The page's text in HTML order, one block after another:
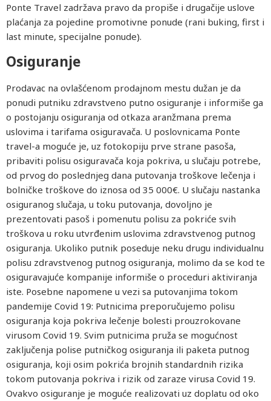
Ponte Travel zadržava pravo da propiše i drugačije uslove
plaćanja za pojedine promotivne ponude (rani buking, first i
last minute, specijalne ponude).
Osiguranje
Prodavac na ovlašćenom prodajnom mestu dužan je da
ponudi putniku zdravstveno putno osiguranje i informiše ga
o postojanju osiguranja od otkaza aranžmana prema
uslovima i tarifama osiguravača. U poslovnicama Ponte
travel-a moguće je, uz fotokopiju prve strane pasoša,
pribaviti polisu osiguravača koja pokriva, u slučaju potrebe,
od prvog do poslednjeg dana putovanja troškove lečenja i
bolničke troškove do iznosa od 35 000€. U slučaju nastanka
osiguranog slučaja, u toku putovanja, dovoljno je
prezentovati pasoš i pomenutu polisu za pokriće svih
troškova u roku utvrđenim uslovima zdravstvenog putnog
osiguranja. Ukoliko putnik poseduje neku drugu individualnu
polisu zdravstvenog putnog osiguranja, molimo da se kod te
osiguravajuće kompanije informiše o proceduri aktiviranja
iste. Posebne napomene u vezi sa putovanjima tokom
pandemije Covid 19: Putnicima preporučujemo polisu
osiguranja koja pokriva lečenje bolesti prouzrokovane
virusom Covid 19. Svim putnicima pruža se mogućnost
zaključenja polise putničkog osiguranja ili paketa putnog
osiguranja, koji osim pokrića brojnih standardnih rizika
tokom putovanja pokriva i rizik od zaraze virusa Covid 19.
Ovakvo osiguranje je moguće realizovati uz doplatu od oko